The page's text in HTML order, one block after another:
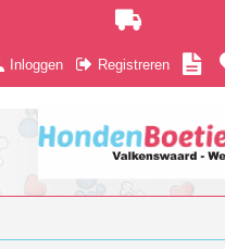
Inloggen Registreren